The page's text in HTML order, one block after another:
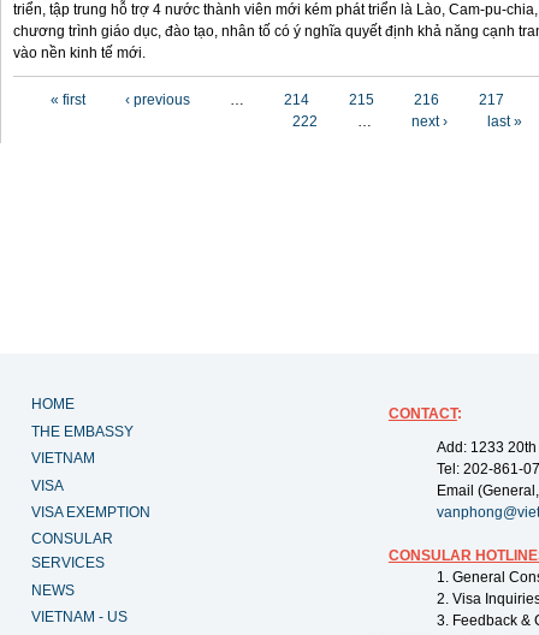
triển, tập trung hỗ trợ 4 nước thành viên mới kém phát triển là Lào, Cam-pu-
chương trình giáo dục, đào tạo, nhân tố có ý nghĩa quyết định khả năng cạnh
vào nền kinh tế mới.
« first ‹ previous … 214 215 216
217
222
… next › last »
HOME
THE EMBASSY
VIETNAM
VISA
VISA EXEMPTION
CONSULAR
SERVICES
NEWS
VIETNAM - US
CONTACT:
Add: 1233
Tel: 202-861-
Email
CONSULAR
1. General
2. Visa
3. Feedback &